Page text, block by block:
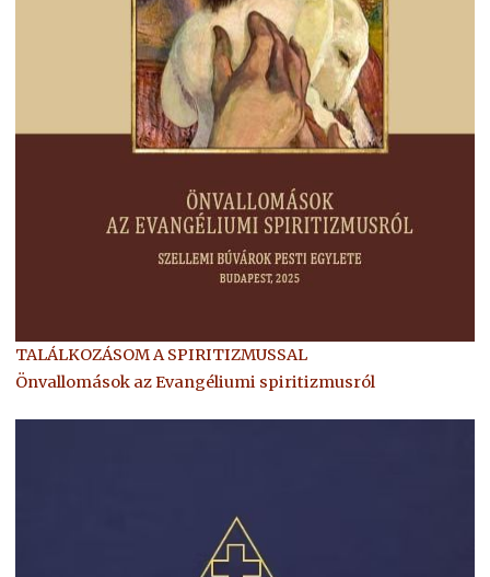
TALÁLKOZÁSOM A SPIRITIZMUSSAL
Önvallomások az Evangéliumi spiritizmusról